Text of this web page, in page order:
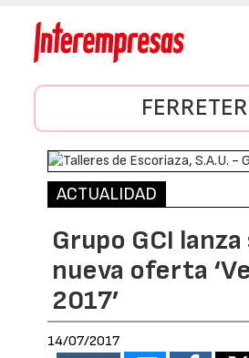
ACTUALIDAD
Grupo GCI lanza
nueva oferta
2017’
14/07/2017